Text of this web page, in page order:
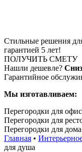
Стильные решения
гарантией 5 лет!
ПОЛУЧИТЬ СМЕТУ
Нашли дешевле?
Гарантийное
Мы изготавливаем:
Перегородки для
Перегородки для
Перегородки для дома
Главная •
для душа